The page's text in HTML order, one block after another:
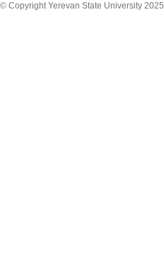
© Copyright Yerevan State University 2025